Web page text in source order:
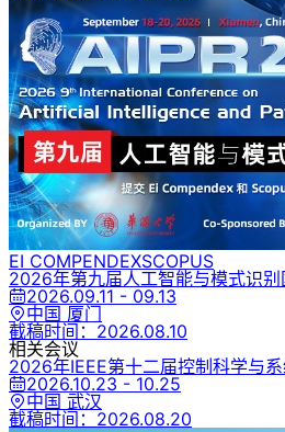
EI COMPENDEXSCOPUS
2026年第九届人工智能与模式识别
2026.09.11 - 09.13
中国 厦门
截稿时间： 2026.08.10
相关会议
2026年IEEE第十二届控制科学与
2026.10.23 - 10.25
中国 武汉
截稿时间： 2026.08.20